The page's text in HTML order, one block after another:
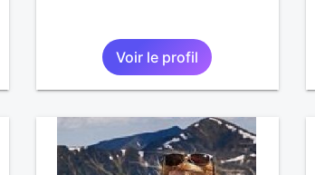
Voir le profil